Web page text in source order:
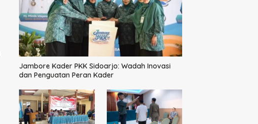
Jambore Kader PKK Sidoarjo: Wadah Inovasi
dan Penguatan Peran Kader